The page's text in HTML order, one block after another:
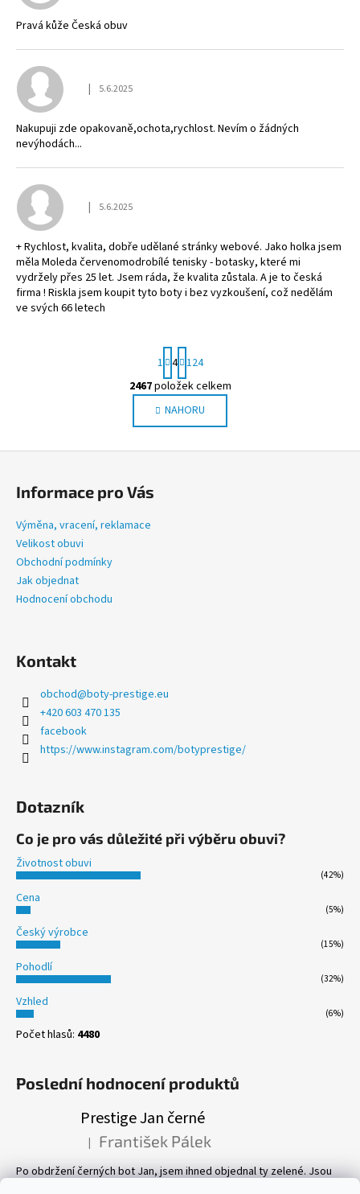
Pravá kůže Česká obuv
Hodnocení obchodu je 5 z 5 hvězdiček.
| 5.6.2025
Nakupuji zde opakovaně,ochota,rychlost. Nevím o žádných
nevýhodách...
Hodnocení obchodu je 5 z 5 hvězdiček.
| 5.6.2025
+ Rychlost, kvalita, dobře udělané stránky webové. Jako holka jsem
měla Moleda červenomodrobílé tenisky - botasky, které mi
vydržely přes 25 let. Jsem ráda, že kvalita zůstala. A je to česká
firma ! Riskla jsem koupit tyto boty i bez vyzkoušení, což nedělám
ve svých 66 letech
O
v
l
á
S
t
r
á
n
k
1 4 124
2467položek celkem
NAHORU
Informace pro Vás
Výměna, vracení, reklamace
Velikost obuvi
Obchodní podmínky
Jak objednat
Hodnocení obchodu
Kontakt
obchod@boty-prestige.eu
+420 603 470 135
facebook
https://www.instagram.com/botyprestige/
Dotazník
Co je pro vás důležité při výběru obuvi?
Životnost obuvi
(42%)
Cena
(5%)
Český výrobce
(15%)
Pohodlí
(32%)
Vzhled
(6%)
Počet hlasů: 4480
Poslední hodnocení produktů
Prestige Jan černé
Hodnocení produktu je 5 z 5 hvězdiček.
| František Pálek
Po obdržení černých bot Jan, jsem ihned objednal ty zelené. Jsou